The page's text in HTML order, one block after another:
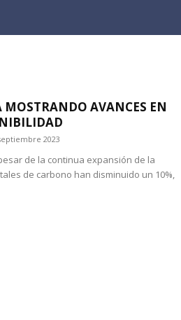
AVANCES EN
2023
de la continua expansión de la
de carbono han disminuido un 10%,